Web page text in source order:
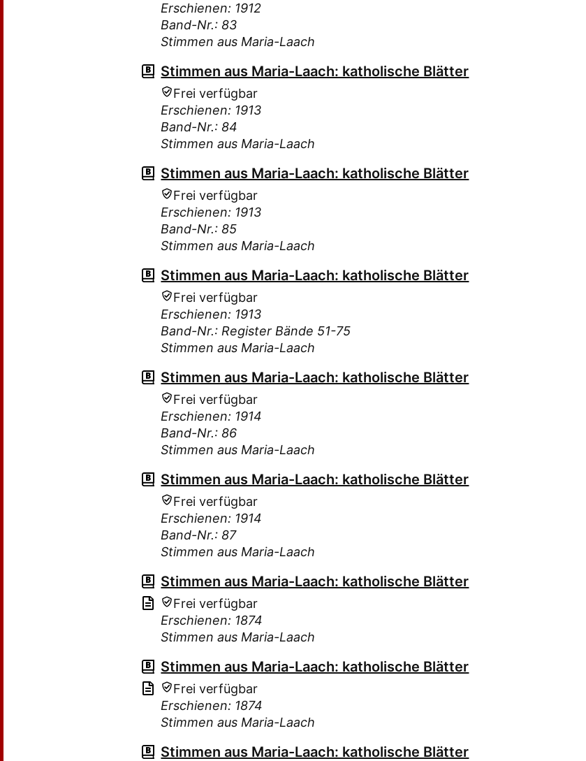
Erschienen: 1912
Band-Nr.: 83
Stimmen aus Maria-Laach
Stimmen aus Maria-Laach: katholische Blätter
Frei verfügbar
Erschienen: 1913
Band-Nr.: 84
Stimmen aus Maria-Laach
Stimmen aus Maria-Laach: katholische Blätter
Frei verfügbar
Erschienen: 1913
Band-Nr.: 85
Stimmen aus Maria-Laach
Stimmen aus Maria-Laach: katholische Blätter
Frei verfügbar
Erschienen: 1913
Band-Nr.: Register Bände 51-75
Stimmen aus Maria-Laach
Stimmen aus Maria-Laach: katholische Blätter
Frei verfügbar
Erschienen: 1914
Band-Nr.: 86
Stimmen aus Maria-Laach
Stimmen aus Maria-Laach: katholische Blätter
Frei verfügbar
Erschienen: 1914
Band-Nr.: 87
Stimmen aus Maria-Laach
Stimmen aus Maria-Laach: katholische Blätter
Frei verfügbar
Erschienen: 1874
Stimmen aus Maria-Laach
Stimmen aus Maria-Laach: katholische Blätter
Frei verfügbar
Erschienen: 1874
Stimmen aus Maria-Laach
Stimmen aus Maria-Laach: katholische Blätter